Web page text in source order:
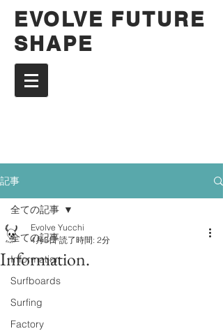
EVOLVE FUTURE
SHAPE
記事
全ての記事
Information
Surfboards
Surfing
Factory
全ての記事
Information.
Evolve Yucchi
4月3日 読了時間: 2分